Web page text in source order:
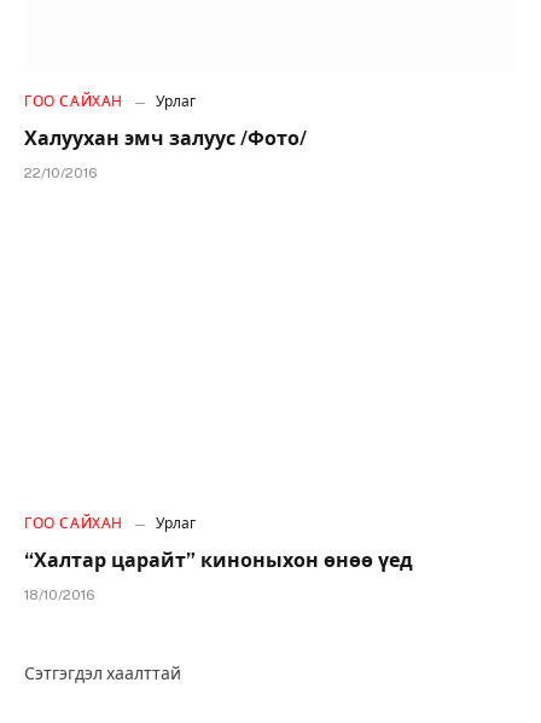
ГОО САЙХАН Урлаг
Халуухан эмч залуус /Фото/
22/10/2016
ГОО САЙХАН Урлаг
“Халтар царайт” киноныхон өнөө үед
18/10/2016
Сэтгэгдэл хаалттай